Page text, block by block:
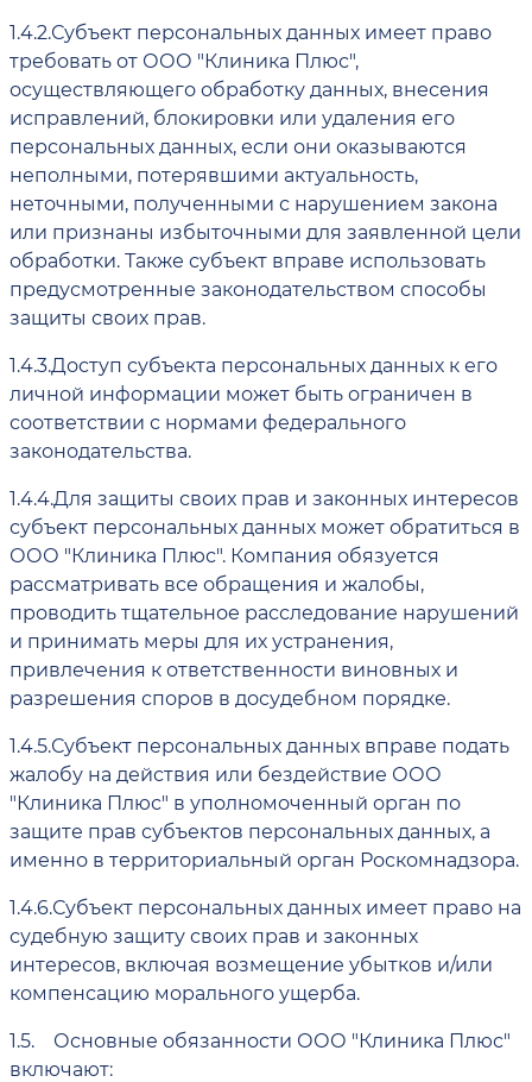
1.4.2.Субъект персональных данных имеет право
требовать от ООО "Клиника Плюс",
осуществляющего обработку данных, внесения
исправлений, блокировки или удаления его
персональных данных, если они оказываются
неполными, потерявшими актуальность,
неточными, полученными с нарушением закона
или признаны избыточными для заявленной цели
обработки. Также субъект вправе использовать
предусмотренные законодательством способы
защиты своих прав.
1.4.3.Доступ субъекта персональных данных к его
личной информации может быть ограничен в
соответствии с нормами федерального
законодательства.
1.4.4.Для защиты своих прав и законных интересов
субъект персональных данных может обратиться в
ООО "Клиника Плюс". Компания обязуется
рассматривать все обращения и жалобы,
проводить тщательное расследование нарушений
и принимать меры для их устранения,
привлечения к ответственности виновных и
разрешения споров в досудебном порядке.
1.4.5.Субъект персональных данных вправе подать
жалобу на действия или бездействие ООО
"Клиника Плюс" в уполномоченный орган по
защите прав субъектов персональных данных, а
именно в территориальный орган Роскомнадзора.
1.4.6.Субъект персональных данных имеет право на
судебную защиту своих прав и законных
интересов, включая возмещение убытков и/или
компенсацию морального ущерба.
1.5.
Основные обязанности ООО "Клиника Плюс"
включают: